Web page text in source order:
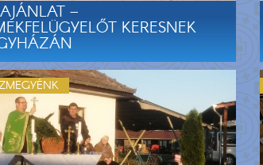
–
KERESNEK